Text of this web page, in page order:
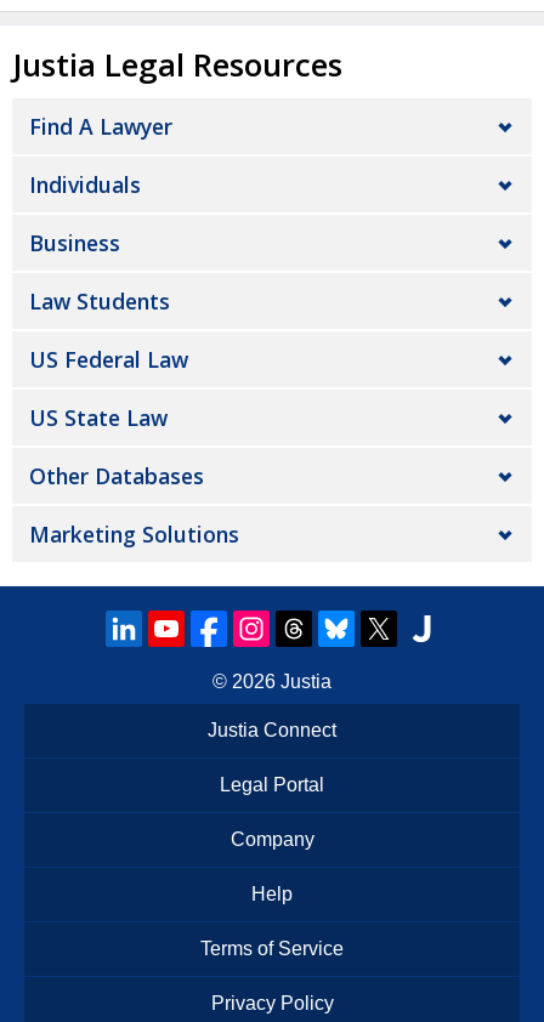
Justia Legal Resources
Find A Lawyer
Individuals
Business
Law Students
US Federal Law
US State Law
Other Databases
Marketing Solutions
© 2026 Justia
Justia Connect
Legal Portal
Company
Help
Terms of Service
Privacy Policy